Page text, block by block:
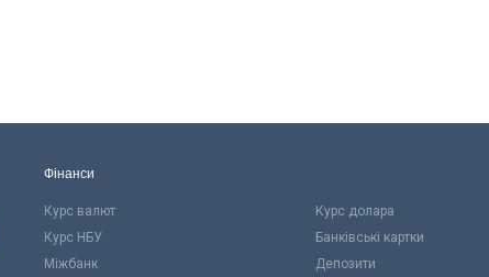
Фінанси
Курс валют Курс долара
Курс НБУ
Банківські картки
Міжбанк
Депозити